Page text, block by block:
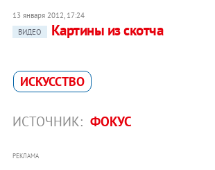
13 января 2012, 17:24
ВИДЕО
Картины из скотча
ИСКУССТВО
ИСТОЧНИК: ФОКУС
РЕКЛАМА